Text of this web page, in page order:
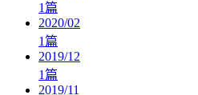
1篇
2020/02
1篇
2019/12
1篇
2019/11